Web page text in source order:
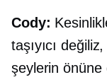
Cody:
taşıyıcı
şeylerin